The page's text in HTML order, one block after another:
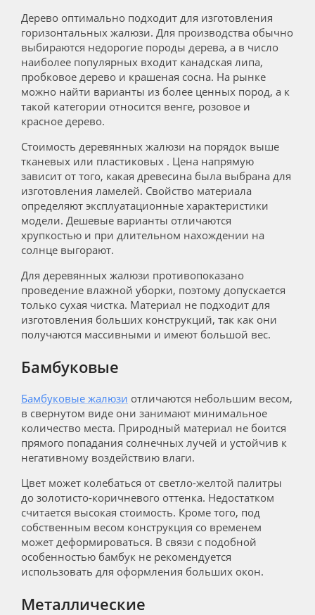
Дерево оптимально подходит для изготовления
горизонтальных жалюзи. Для производства обычно
выбираются недорогие породы дерева, а в число
наиболее популярных входит канадская липа,
пробковое дерево и крашеная сосна. На рынке
можно найти варианты из более ценных пород, а к
такой категории относится венге, розовое и
красное дерево.
Стоимость деревянных жалюзи на порядок выше
тканевых или пластиковых . Цена напрямую
зависит от того, какая древесина была выбрана для
изготовления ламелей. Свойство материала
определяют эксплуатационные характеристики
модели. Дешевые варианты отличаются
хрупкостью и при длительном нахождении на
солнце выгорают.
Для деревянных жалюзи противопоказано
проведение влажной уборки, поэтому допускается
только сухая чистка. Материал не подходит для
изготовления больших конструкций, так как они
получаются массивными и имеют большой вес.
Бамбуковые
Бамбуковые жалюзи отличаются небольшим весом,
в свернутом виде они занимают минимальное
количество места. Природный материал не боится
прямого попадания солнечных лучей и устойчив к
негативному воздействию влаги.
Цвет может колебаться от светло-желтой палитры
до золотисто-коричневого оттенка. Недостатком
считается высокая стоимость. Кроме того, под
собственным весом конструкция со временем
может деформироваться. В связи с подобной
особенностью бамбук не рекомендуется
использовать для оформления больших окон.
Металлические